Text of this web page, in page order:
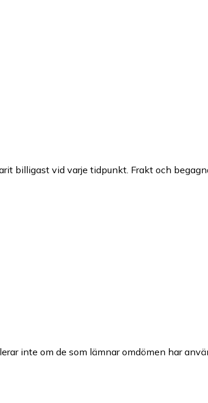
billigast vid varje tidpunkt. Frakt och
inte om de som lämnar omdömen har